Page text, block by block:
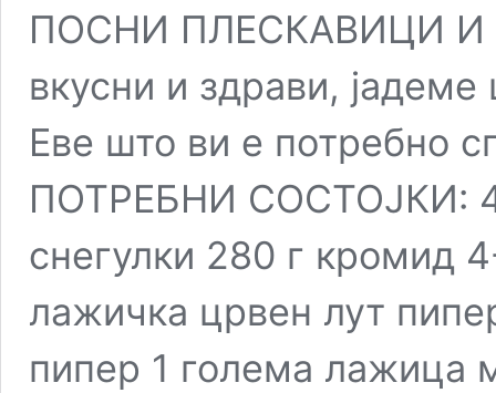
ПОСНИ ПЛЕСКАВИЦИ И
вкусни и здрави,
Еве што ви е потребно
ПОТРЕБНИ СОСТОЈКИ:
снегулки 280 г кромид
лажичка црвен лут
пипер 1 голема лажица